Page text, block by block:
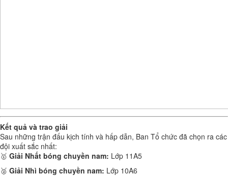
Kết quả và trao giải
Sau những trận đấu kịch tính và hấp dẫn, Ban Tổ chức đã chọn ra các
đội xuất sắc nhất:
🥇 Giải Nhất bóng chuyền nam: Lớp 11A5
🥈 Giải Nhì bóng chuyền nam: Lớp 10A6